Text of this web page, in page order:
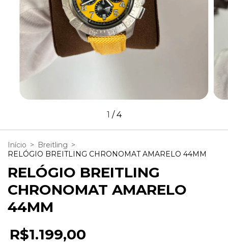
1 /4
Início > Breitling >
RELÓGIO BREITLING CHRONOMAT AMARELO 44MM
RELÓGIO BREITLING
CHRONOMAT AMARELO
44MM
R$1.199,00